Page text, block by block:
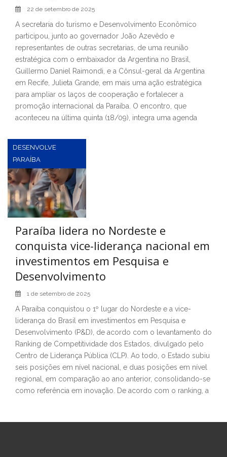
22 de setembro de 2025
A secretaria do turismo e Desenvolvimento Econômico
participou, junto ao governador João Azevêdo e
representantes de outras secretarias, de uma reunião
estratégica com o embaixador da Argentina no Brasil,
Guillermo Daniel Raimondi, e a Cônsul-geral da Argentina
em Recife, Julieta Grande, em mais uma ação estratégica
para ampliar os laços de cooperação e fortalecer a
promoção internacional da Paraíba. O encontro, que
aconteceu na última quinta (18/09), integra uma agenda
DESENVOLVE
PARAÍBA
Paraíba lidera no Nordeste e
conquista vice-liderança nacional em
investimentos em Pesquisa e
Desenvolvimento
1 de setembro de 2025
A Paraíba conquistou o 1º lugar do Nordeste e a vice-
liderança do Brasil em investimentos em Pesquisa e
Desenvolvimento (P&D), de acordo com o levantamento do
Ranking de Competitividade dos Estados, divulgado pelo
Centro de Liderança Pública (CLP). Ao todo, o Estado subiu
seis posições em nível nacional, e duas posições em nível
regional, em comparação ao ano anterior, consolidando-se
como referência em inovação. De acordo com o ranking, a